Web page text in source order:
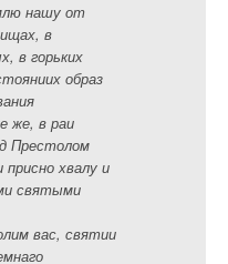
нашу от
в
в горьких
образ
же, в раи
Престолом
хвалу и
святыми
вас, святии